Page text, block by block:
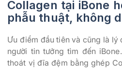
Collagen tại iBone
phẫu thuật, không
Ưu điểm đầu tiên và cũng là lý
người tin tưởng tìm đến
thoát vị đĩa đệm bằng ghép